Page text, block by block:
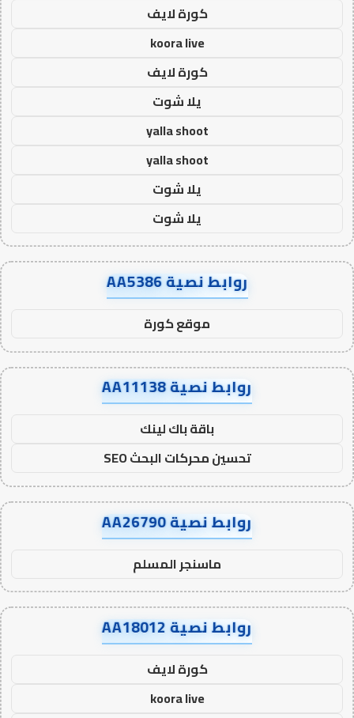
كورة لايف
koora live
كورة لايف
يلا شوت
yalla shoot
yalla shoot
يلا شوت
يلا شوت
روابط نصية AA5386
موقع كورة
روابط نصية AA11138
باقة باك لينك
تحسين محركات البحث SEO
روابط نصية AA26790
ماسنجر المسلم
روابط نصية AA18012
كورة لايف
koora live